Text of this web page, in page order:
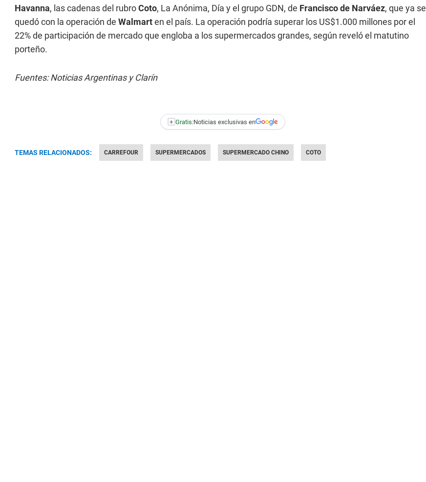
Havanna, las cadenas del rubroCoto, La Anónima, Día y el grupo GDN, de Francisco de Narváez, que ya se
quedó con la operación de Walmarten el país. La operación podría superar los US$1.000 millones por el
22% de participación de mercado que engloba a los supermercados grandes, según reveló el matutino
porteño.
Fuentes: Noticias Argentinas y Clarín
+ Gratis:Noticias exclusivas en
TEMAS RELACIONADOS: CARREFOUR SUPERMERCADOS SUPERMERCADO CHINO COTO